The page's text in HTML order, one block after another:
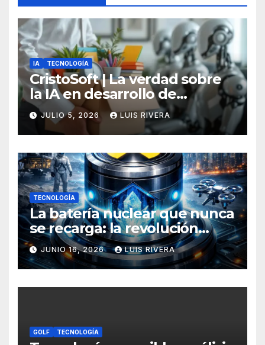
IA TECNOLOGÍA
CristoSoft | La verdad sobre
la IA en desarrollo de
software: potencia, límites y
la necesidad crítica de
intervención humana
JULIO 5, 2026 LUIS RIVERA
TECNOLOGÍA
La batería nuclear que nunca
se recarga: la revolución
energética que podría
transformar todos tus
dispositivos
JUNIO 16, 2026 LUIS RIVERA
GOLF TECNOLOGÍA